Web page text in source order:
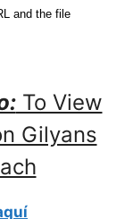
To View
Gilyans